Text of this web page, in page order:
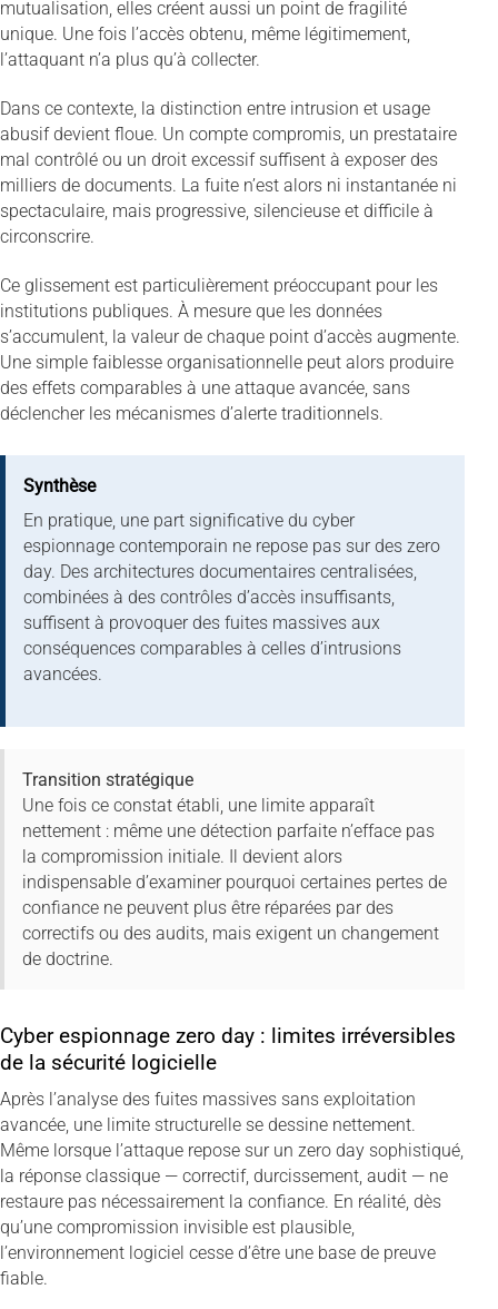
mutualisation, elles créent aussi un point de fragilité
unique. Une fois l’accès obtenu, même légitimement,
l’attaquant n’a plus qu’à collecter.
Dans ce contexte, la distinction entre intrusion et usage
abusif devient floue. Un compte compromis, un prestataire
mal contrôlé ou un droit excessif suffisent à exposer des
milliers de documents. La fuite n’est alors ni instantanée ni
spectaculaire, mais progressive, silencieuse et difficile à
circonscrire.
Ce glissement est particulièrement préoccupant pour les
institutions publiques. À mesure que les données
s’accumulent, la valeur de chaque point d’accès augmente.
Une simple faiblesse organisationnelle peut alors produire
des effets comparables à une attaque avancée, sans
déclencher les mécanismes d’alerte traditionnels.
Synthèse
En pratique, une part significative du cyber
espionnage contemporain ne repose pas sur des zero
day. Des architectures documentaires centralisées,
combinées à des contrôles d’accès insuffisants,
suffisent à provoquer des fuites massives aux
conséquences comparables à celles d’intrusions
avancées.
Transition stratégique
Une fois ce constat établi, une limite apparaît
nettement : même une détection parfaite n’efface pas
la compromission initiale. Il devient alors
indispensable d’examiner pourquoi certaines pertes de
confiance ne peuvent plus être réparées par des
correctifs ou des audits, mais exigent un changement
de doctrine.
Cyber espionnage zero day : limites irréversibles
de la sécurité logicielle
Après l’analyse des fuites massives sans exploitation
avancée, une limite structurelle se dessine nettement.
Même lorsque l’attaque repose sur un zero day sophistiqué,
la réponse classique — correctif, durcissement, audit — ne
restaure pas nécessairement la confiance. En réalité, dès
qu’une compromission invisible est plausible,
l’environnement logiciel cesse d’être une base de preuve
fiable.